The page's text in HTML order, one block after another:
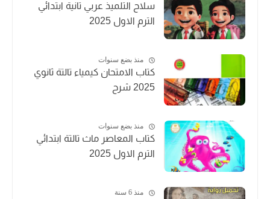
سلاح التلميذ عربي تانية ابتدائي
الترم الاول 2025
منذ بضع سنوات
كتاب الامتحان كيمياء تالتة ثانوي
2025 شرح
منذ بضع سنوات
كتاب المعاصر ماث تالتة ابتدائي
الترم الاول 2025
منذ 6 سنة